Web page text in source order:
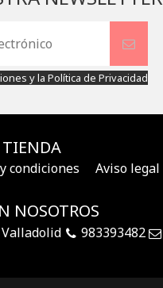
y la Política de Privacidad
TIENDA
condiciones Aviso legal
NOSOTROS
Valladolid 983393482